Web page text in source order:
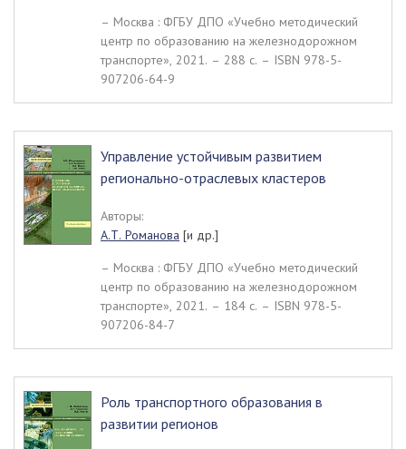
– Москва : ФГБУ ДПО «Учебно методический
центр по образованию на железнодорожном
транспорте», 2021. – 288 c. – ISBN 978-5-
907206-64-9
Управление устойчивым развитием
регионально-отраслевых кластеров
Авторы:
А.Т. Романова [и др.]
– Москва : ФГБУ ДПО «Учебно методический
центр по образованию на железнодорожном
транспорте», 2021. – 184 c. – ISBN 978-5-
907206-84-7
Роль транспортного образования в
развитии регионов